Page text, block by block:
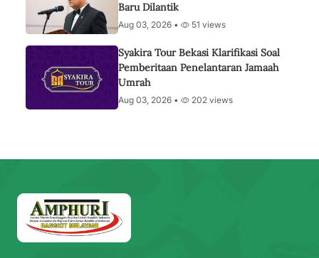
Baru Dilantik
Aug 03, 2026 • 51 views
Syakira Tour Bekasi Klarifikasi Soal
Pemberitaan Penelantaran Jamaah
Umrah
Aug 03, 2026 • 202 views